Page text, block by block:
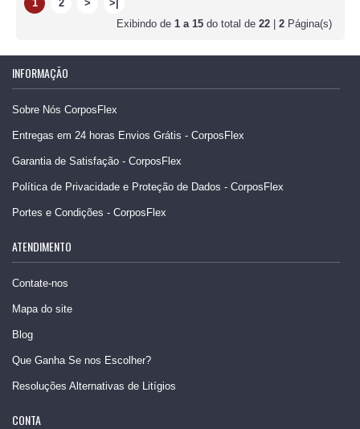
1 2 >
>|
Exibindo de 1 a 15 do total de 22 2 Página(s)
INFORMAÇÃO
Sobre Nós CorposFlex
Entregas em 24 horas Envios Grátis - CorposFlex
Garantia de Satisfação - CorposFlex
Política de Privacidade e Proteção de Dados - CorposFlex
Portes e Condições - CorposFlex
ATENDIMENTO
Contate-nos
Mapa do site
Blog
Que Ganha Se nos Escolher?
Resoluções Alternativas de Litígios
CONTA